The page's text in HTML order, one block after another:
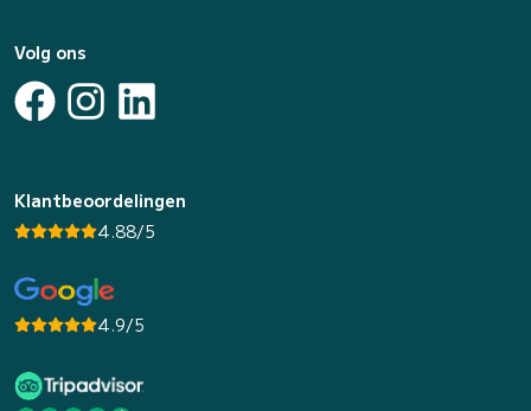
Volg ons
Klantbeoordelingen
4.88/5
4.9/5